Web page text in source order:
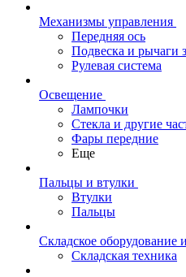
Механизмы управления
Передняя ось
Подвеска и рычаги
Рулевая система
Освещение
Лампочки
Стекла и другие
Фары передние
Еще
Пальцы и втулки
Втулки
Пальцы
Складское оборудование
Складская техника